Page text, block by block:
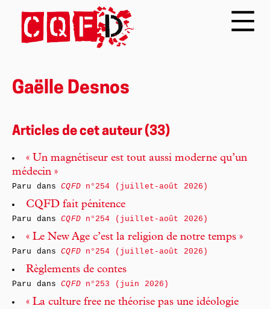
Gaëlle Desnos
Articles de cet auteur (33)
« Un magnétiseur est tout aussi moderne qu’un
médecin »
Paru dansCQFDn°254 (juillet-août 2026)
CQFD fait pénitence
Paru dansCQFDn°254 (juillet-août 2026)
« Le New Age c’est la religion de notre temps »
Paru dansCQFDn°254 (juillet-août 2026)
Règlements de contes
Paru dansCQFDn°253 (juin 2026)
« La culture free ne théorise pas une idéologie